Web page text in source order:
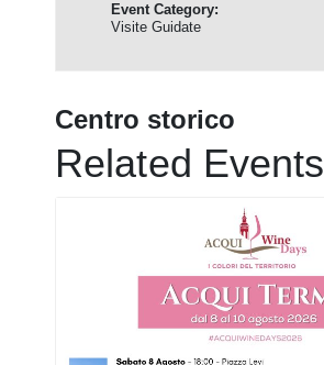
Event Category:
Visite Guidate
Centro storico
Related Events